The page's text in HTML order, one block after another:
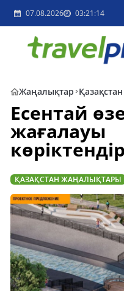
07.08.2026 03:21:14
Жаңалықтар
Есентай
жағалауы
ҚАЗАҚСТАН ЖАҢАЛЫҚТАРЫ